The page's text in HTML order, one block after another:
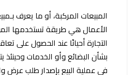
المبيعات المركبة، أو ما يعرف
الأعمال هي طريقة تستخدمها
التجارة أحيانًا عند الحصول على
بشأن البضائع وأو الخدمات وحينئذ
في عملية البيع بإصدار طلب عرض